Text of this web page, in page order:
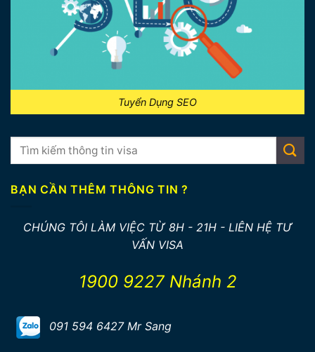
Tuyển Dụng SEO
BẠN CẦN THÊM THÔNG TIN ?
CHÚNG TÔI LÀM VIỆC TỪ 8H - 21H - LIÊN HỆ TƯ
VẤN VISA
1900 9227 Nhánh 2
091 594 6427 Mr Sang